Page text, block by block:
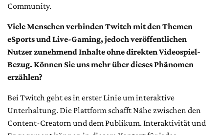
Community.
Viele Menschen verbinden Twitch mit den Themen
eSports und Live-Gaming, jedoch veröffentlichen
Nutzer zunehmend Inhalte ohne direkten Videospiel-
Bezug. Können Sie uns mehr über dieses Phänomen
erzählen?
Bei Twitch geht es in erster Linie um interaktive
Unterhaltung. Die Plattform schafft Nähe zwischen den
Content-Creatorn und dem Publikum. Interaktivität und